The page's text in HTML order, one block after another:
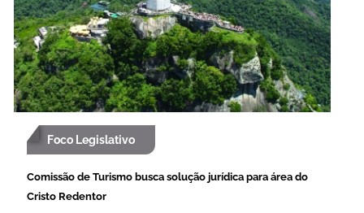
Foco Legislativo
Comissão de Turismo busca solução jurídica para área do
Cristo Redentor